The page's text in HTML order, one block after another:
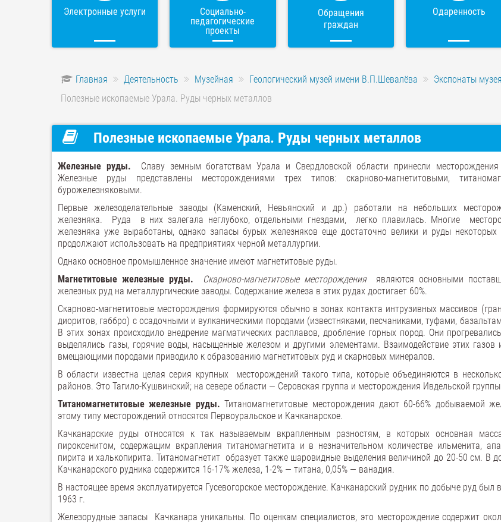
Электронные услуги
Социально-
педагогические
проекты
Обращения
граждан
Одаренность
Главная Деятельность Музейная Геологический музей имени В.П.Шевалёва
Экспонаты музея
Полезные ископаемые Урала. Руды черных металлов
Полезные ископаемые Урала. Руды черных металлов
Железные руды. Славу земным богатствам Урала и Свердловской области принесли
Железные руды представлены месторождениями трех типов: скарново-магнетитовыми,
бурожелезняковыми.
Первые железоделательные заводы (Каменский, Невьянский и др.) работали на небольших
железняка. Руда в них залегала неглубоко, отдельными гнездами, легко плавилась. Многие
железняка уже выработаны, однако запасы бурых железняков еще достаточно велики и руды некоторых
продолжают использовать на предприятиях черной металлургии.
Однако основное промышленное значение имеют магнетитовые руды.
Магнетитовые железные руды.
Скарново-магнетитовые месторожденияявляются основными
железных руд на металлургические заводы. Содержание железа в этих рудах достигает 60%.
Скарново-магнетитовые месторождения формируются обычно в зонах контакта интрузивных массивов
диоритов, габбро) с осадочными и вулканическими породами (известняками, песчаниками, туфами,
В этих зонах происходило внедрение магматических расплавов, дробление горных пород. Они
выделялись газы, горячие воды, насыщенные железом и другими элементами. Взаимодействие этих газов
вмещающими породами приводило к образованию магнетитовых руд и скарновых минералов.
В области известна целая серия крупных месторождений такого типа, которые объединяются в
районов. Это Тагило-Кушвинский; на севере области — Серовская группа и месторождения Ивдельской
Титаномагнетитовые железные руды. Титаномагнетитовые месторождения дают 60-66% добываемой
этому типу месторождений относятся Первоуральское и Качканарское.
Качканарские руды относятся к так называемым вкрапленным разностям, в которых основная
пироксенитом, содержащим вкрапления титаномагнетита и в незначительном количестве ильменита,
пирита и халькопирита. Титаномагнетит образует также шаровидные выделения величиной до 20-50 см. В
Качканарского рудника содержится 16-17% железа, 1-2% — титана, 0,05% — ванадия.
В настоящее время эксплуатируется Гусевогорское месторождение. Качканарский рудник по добыче руд был
1963 г.
Железорудные запасы Качканара уникальны. По оценкам специалистов, это месторождение содержит